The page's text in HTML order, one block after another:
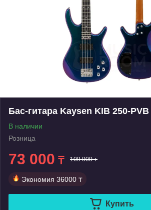
Бас-гитара Kaysen KIB 250-PVB
В наличии
Розница
73 000 ₸ 109 000 ₸
Экономия 36000 ₸
Купить